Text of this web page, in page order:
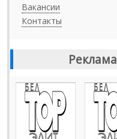
Вакансии
Контакты
Реклама